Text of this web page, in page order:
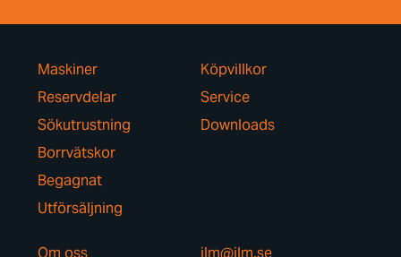
Maskiner
Reservdelar
Sökutrustning
Borrvätskor
Begagnat
Utförsäljning
Köpvillkor
Service
Downloads
Om oss jlm@jlm.se